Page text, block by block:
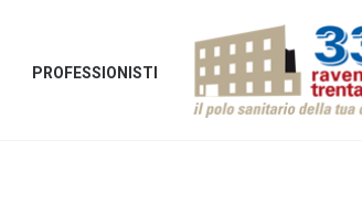
PROFESSIONISTI